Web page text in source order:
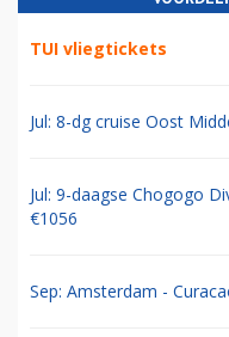
TUI vliegtickets
Jul: 8-dg cruise Oost
Jul: 9-daagse Chogogo
€1056
Sep: Amsterdam -